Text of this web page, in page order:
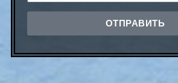
ОТПРАВИТЬ